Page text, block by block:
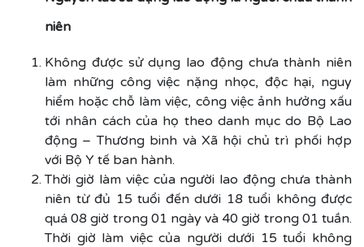
niên
Không được sử dụng lao động chưa thành niên
làm những công việc nặng nhọc, độc hại, nguy
hiểm hoặc chỗ làm việc, công việc ảnh hưởng xấu
tới nhân cách của họ theo danh mục do Bộ Lao
động – Thương binh và Xã hội chủ trì phối hợp
với Bộ Y tế ban hành.
Thời giờ làm việc của người lao động chưa thành
niên từ đủ 15 tuổi đến dưới 18 tuổi không được
quá 08 giờ trong 01 ngày và 40 giờ trong 01 tuần.
Thời giờ làm việc của người dưới 15 tuổi không